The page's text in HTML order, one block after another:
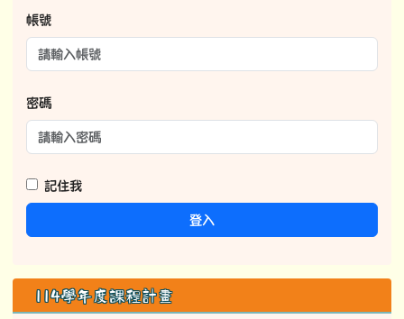
帳號
密碼
記住我
登入
114學年度課程計畫